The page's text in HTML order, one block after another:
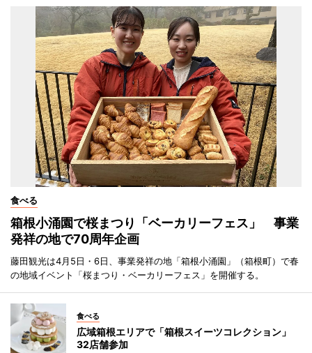
食べる
箱根小涌園で桜まつり「ベーカリーフェス」 事業
発祥の地で70周年企画
藤田観光は4月5日・6日、事業発祥の地「箱根小涌園」（箱根町）で春
の地域イベント「桜まつり・ベーカリーフェス」を開催する。
食べる
広域箱根エリアで「箱根スイーツコレクション」
32店舗参加